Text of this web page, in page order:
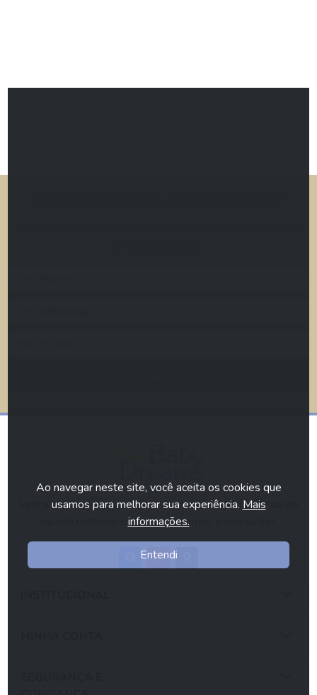
Venha conhecer nossa loja e vivenciar uma experiência do
mundo materno e nós realizaremos o seu sonho.
Ao navegar neste site, você aceita os cookies que
usamos para melhorar sua experiência. Mais
informações.
Entendi